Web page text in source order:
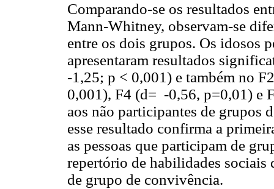
Comparando-se os resultados
Mann-Whitney, observam-se
entre os dois grupos. Os idosos
apresentaram resultados
-1,25; p < 0,001) e também no
0,001), F4 (d= -0,56, p=0,01) e
aos não participantes de grupos
esse resultado confirma a
as pessoas que participam de
repertório de habilidades sociais
de grupo de convivência.